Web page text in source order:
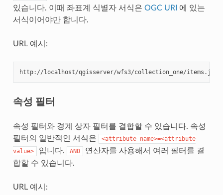
있습니다. 이때 좌표계 식별자 서식은 OGC URI 에 있는
서식이어야만 합니다.
URL 예시:
http://localhost/qgisserver/wfs3/collection_one/
속성 필터
속성 필터와 경계 상자 필터를 결합할 수 있습니다. 속성
필터의 일반적인 서식은
<attribute name>=<attribute
value>
입니다. AND
연산자를 사용해서 여러 필터를 결
합할 수 있습니다.
URL 예시: